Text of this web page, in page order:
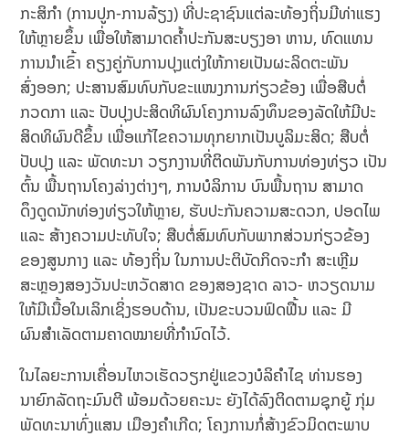
ກະສິກໍາ (ການປູກ-ການລ້ຽງ) ທີ່ປະຊາຊົນແຕ່ລະທ້ອງຖິ່ນມີທ່າແຮງ
ໃຫ້ຫຼາຍຂຶ້ນ ເພື່ອໃຫ້ສາມາດຄໍ້າປະກັນສະບຽງອາ ຫານ, ທົດແທນ
ການນຳເຂົ້າ ຄຽງຄູ່ກັບການປຸງແຕ່ງໃຫ້ກາຍເປັນຜະລິດຕະພັນ
ສົ່ງອອກ; ປະສານສົມທົບກັບຂະແໜງການກ່ຽວຂ້ອງ ເພື່ອສືບຕໍ່
ກວດກາ ແລະ ປັບປຸງປະສິດທິຜົນໂຄງການລົງທຶນຂອງລັດໃຫ້ມີປະ
ສິດທິຜົນດີຂຶ້ນ ເພື່ອແກ້ໄຂຄວາມທຸກຍາກເປັນບູລິມະສິດ; ສືບຕໍ່
ປັບປຸງ ແລະ ພັດທະນາ ວຽກງານທີ່ຕິດພັນກັບການທ່ອງທ່ຽວ ເປັນ
ຕົ້ນ ພື້ນຖານໂຄງລ່າງຕ່າງໆ, ການບໍລິການ ບົນພື້ນຖານ ສາມາດ
ດຶງດູດນັກທ່ອງທ່ຽວໃຫ້ຫຼາຍ, ຮັບປະກັນຄວາມສະດວກ, ປອດໄພ
ແລະ ສ້າງຄວາມປະທັບໃຈ; ສືບຕໍ່ສົມທົບກັບພາກສ່ວນກ່ຽວຂ້ອງ
ຂອງສູນກາງ ແລະ ທ້ອງຖິ່ນ ໃນການປະຕິບັດກິດຈະກຳ ສະເຫຼີມ
ສະຫຼອງສອງວັນປະຫວັດສາດ ຂອງສອງຊາດ ລາວ- ຫວຽດນາມ
ໃຫ້ມີເນື້ອໃນເລິກເຊິ່ງຮອບດ້ານ, ເປັນຂະບວນຟົດຟື້ນ ແລະ ມີ
ຜົນສຳເລັດຕາມຄາດໝາຍທີ່ກຳນົດໄວ້.
ໃນໄລຍະການເຄື່ອນໄຫວເຮັດວຽກຢູ່ແຂວງບໍລິຄໍາໄຊ ທ່ານຮອງ
ນາຍົກລັດຖະມົນຕີ ພ້ອມດ້ວຍຄະນະ ຍັງໄດ້ລົງຕິດຕາມຊຸກຍູ້ ກຸ່ມ
ພັດທະນາທົ່ງແສນ ເມືອງຄໍາເກີດ; ໂຄງການກໍ່ສ້າງຂົວມິດຕະພາບ